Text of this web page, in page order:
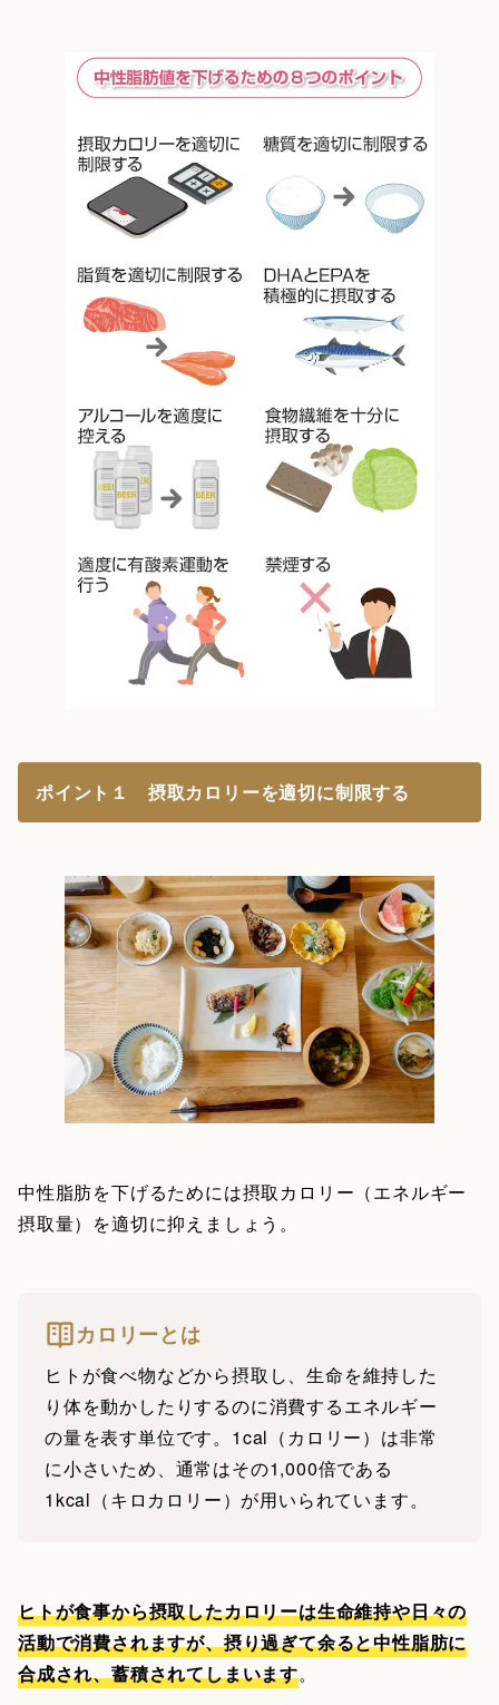
ポイント１ 摂取カロリーを適切に制限する
中性脂肪を下げるためには摂取カロリー（エネルギー
摂取量）を適切に抑えましょう。
カロリーとは
ヒトが食べ物などから摂取し、生命を維持した
り体を動かしたりするのに消費するエネルギー
の量を表す単位です。1cal（カロリー）は非常
に小さいため、通常はその1,000倍である
1kcal（キロカロリー）が用いられています。
ヒトが食事から摂取したカロリーは生命維持や日々の
活動で消費されますが、摂り過ぎて余ると中性脂肪に
合成され、蓄積されてしまいます。